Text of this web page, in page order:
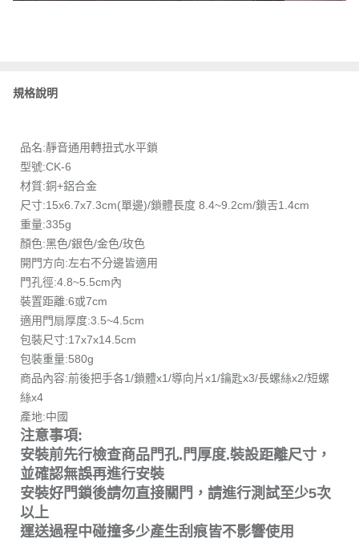
規格說明
品名:靜音通用轉扭式水平鎖
型號:CK-6
材質:銅+鋁合金
尺寸:15x6.7x7.3cm(單邊)/鎖體長度 8.4~9.2cm/鎖舌1.4cm
重量:335g
顏色:黑色/銀色/金色/玫色
開門方向:左右不分邊皆適用
門孔徑:4.8~5.5cm內
裝置距離:6或7cm
適用門扇厚度:3.5~4.5cm
包裝尺寸:17x7x14.5cm
包裝重量:580g
商品內容:前後把手各1/鎖體x1/導向片x1/鑰匙x3/長螺絲x2/短螺
絲x4
產地:中國
注意事項:
安裝前先行檢查商品門孔.門厚度.裝設距離尺寸，
並確認無誤再進行安裝
安裝好門鎖後請勿直接關門，請進行測試至少5次
以上
運送過程中碰撞多少產生刮痕皆不影響使用